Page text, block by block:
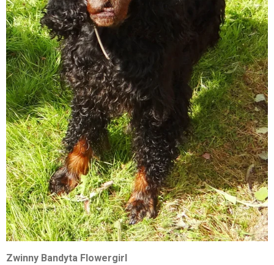
Zwinny Bandyta Flowergirl